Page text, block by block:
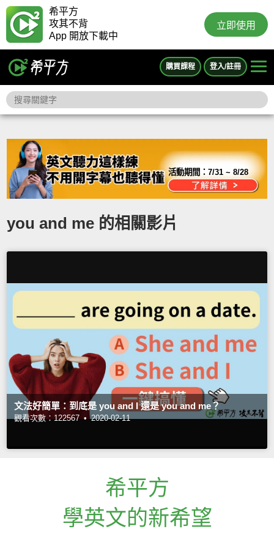
希平方
攻其不背
App 開放下載中
立即使用
購買課程 登入/註冊
活動期間：7/31 ~ 8/28
you and me 的相關影片
文法好簡單：到底是 you and I 還是 you and me？
觀看次數：122567 • 2020-02-11
希平方
學英文的新希望